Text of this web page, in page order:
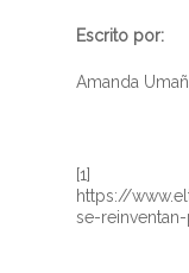
Escrito por:
Amanda
[1]
https://
se-